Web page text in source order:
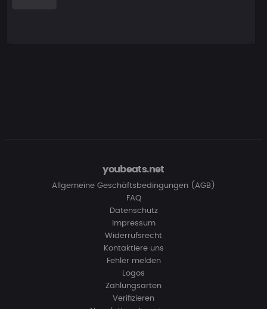
youbeats.net
Allgemeine Geschäftsbedingungen (AGB)
FAQ
Datenschutz
Impressum
Widerrufsrecht
Kontaktiere uns
Fehler melden
Logos
Zahlungsarten
Verifizieren